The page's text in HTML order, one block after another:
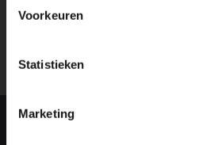
Voorkeuren
Statistieken
MarketingLaat je